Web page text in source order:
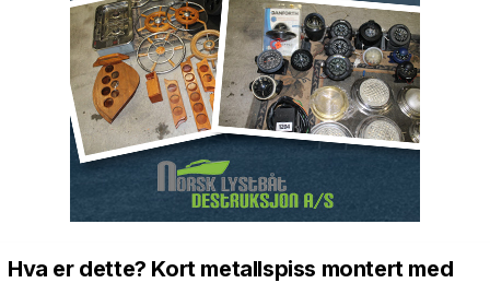
Hva er dette? Kort metallspiss montert med